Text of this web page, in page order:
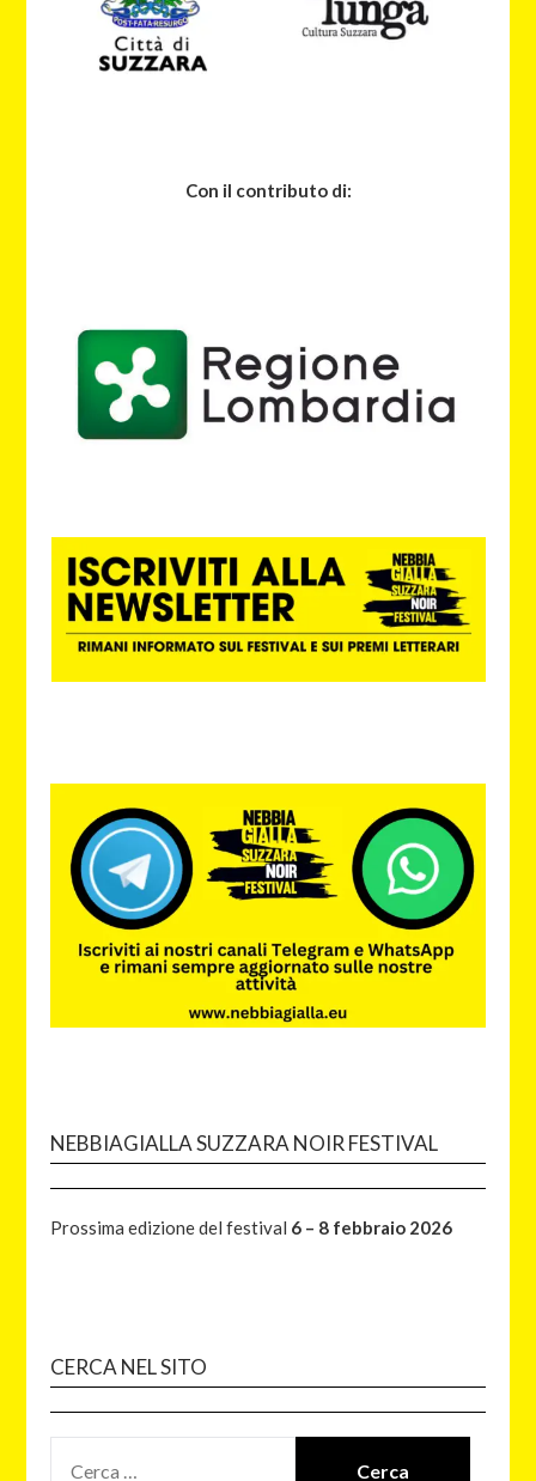
Con il contributo di:
NEBBIAGIALLA SUZZARA NOIR FESTIVAL
Prossima edizione del festival 6 – 8 febbraio 2026
CERCA NEL SITO